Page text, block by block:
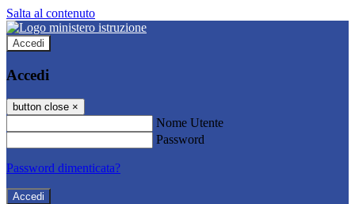
Salta al contenuto
Accedi
Accedi
button close ×
Nome Utente
Password
Password dimenticata?